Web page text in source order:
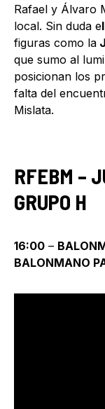
Rafael y Álvaro
local. Sin duda e
figuras como la
que sumo al
posicionan los
falta del
Mislata.
RFEBM –
GRUPO H
16:00 –
BALONMANO